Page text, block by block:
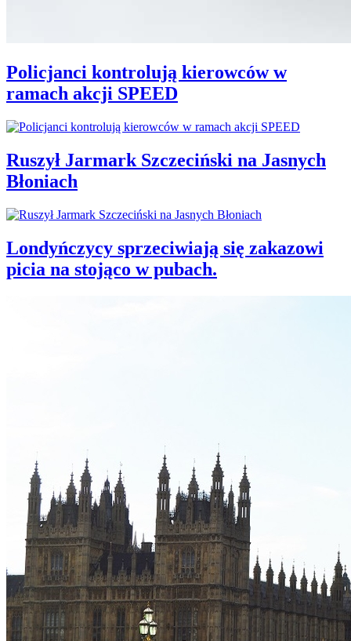
Policjanci kontrolują kierowców w
ramach akcji SPEED
Ruszył Jarmark Szczeciński na Jasnych
Błoniach
Londyńczycy sprzeciwiają się zakazowi
picia na stojąco w pubach.